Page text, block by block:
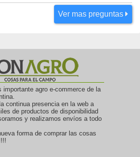
Ver mas preguntas
importante agro e-commerce de la
continua presencia en la web a
de productos de disponibilidad
y realizamos envíos a todo
forma de comprar las cosas